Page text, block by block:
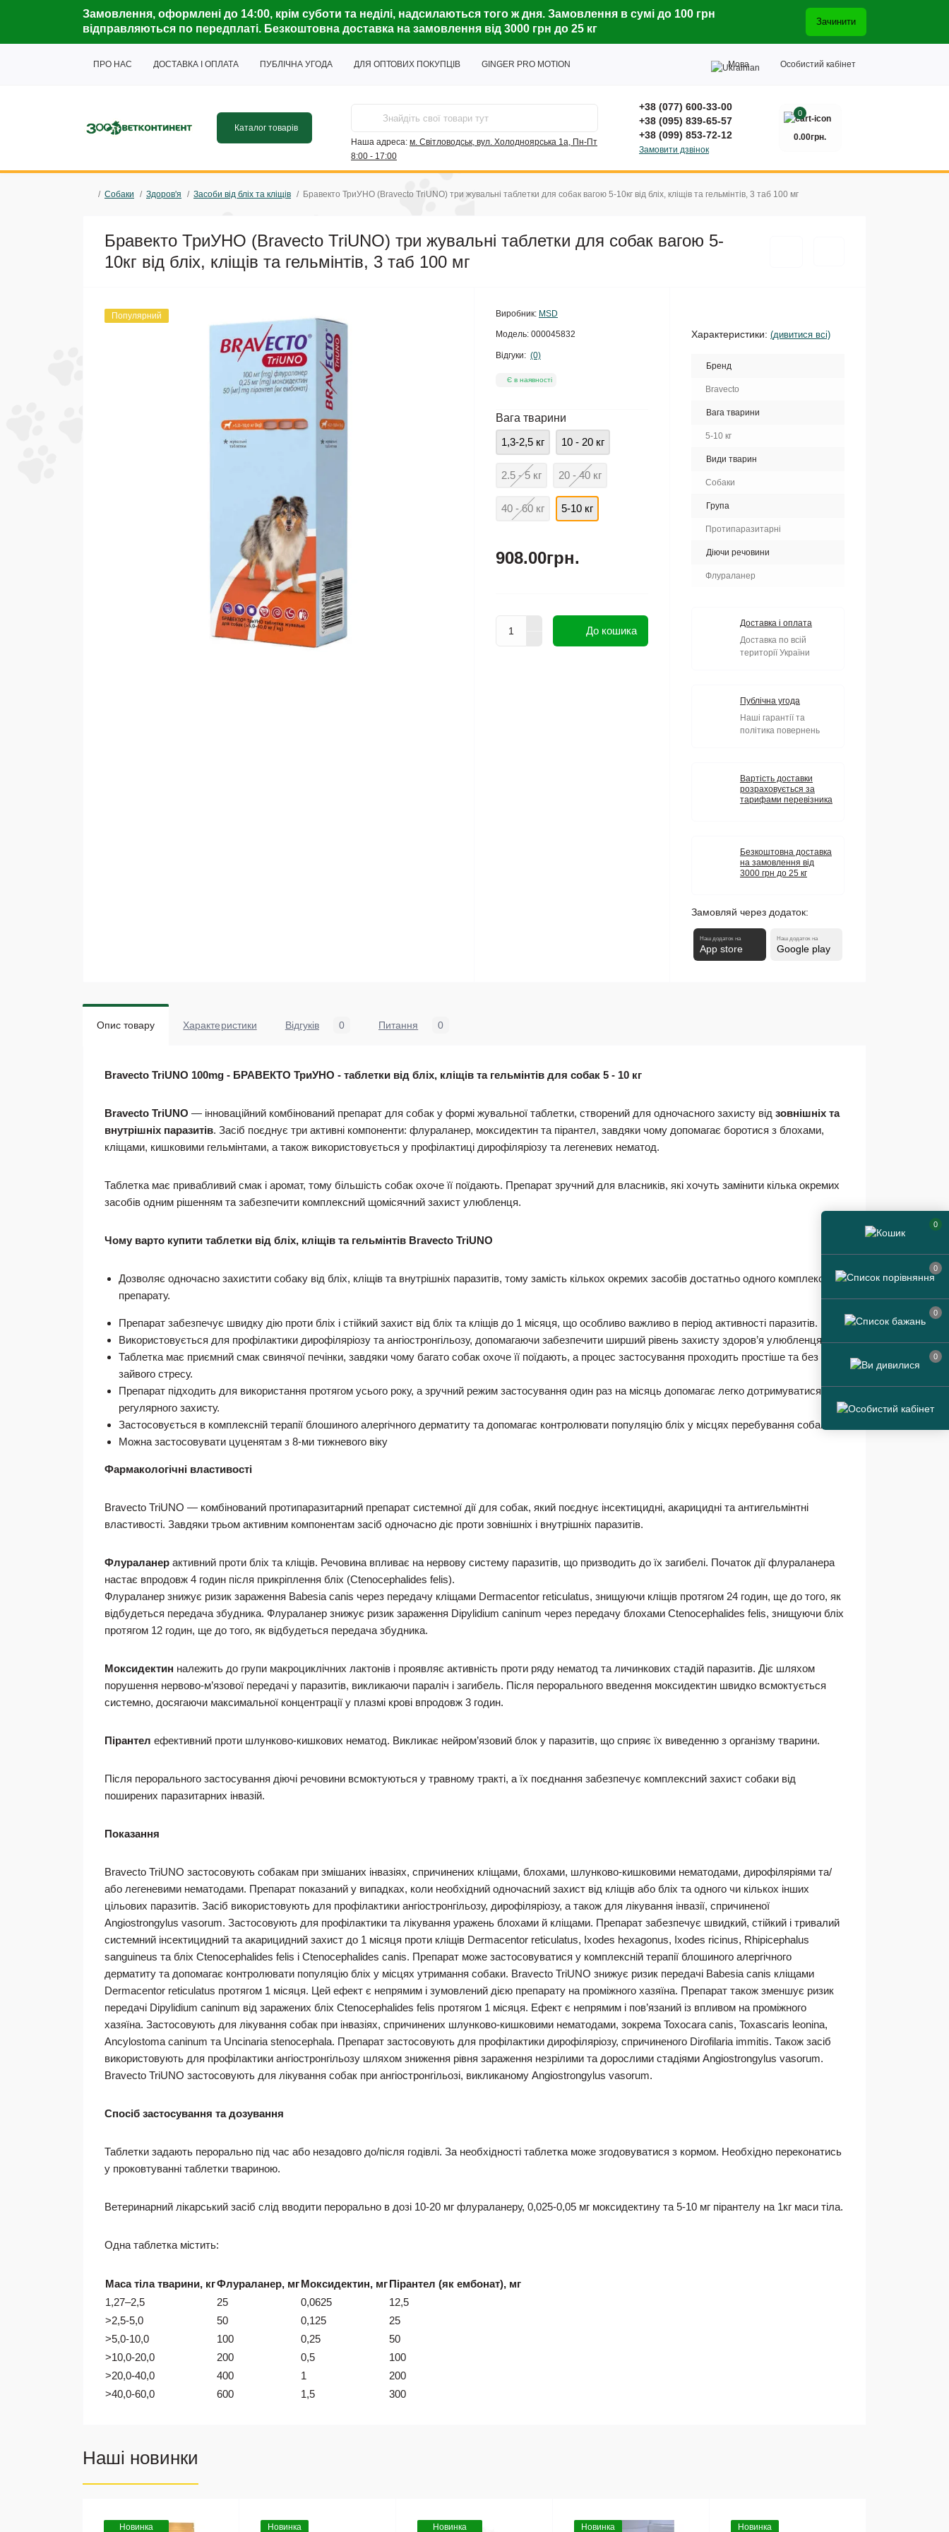
0
0
0
0
Замовлення, оформлені до 14:00, крім суботи та неділі, надсилаються того ж дня. Замовлення в сумі до 100 грн
відправляються по передплаті. Безкоштовна доставка на замовлення від 3000 грн до 25 кг
Зачинити
ПРО НАС ДОСТАВКА І ОПЛАТА ПУБЛІЧНА УГОДА ДЛЯ ОПТОВИХ ПОКУПЦІВ GINGER PRO MOTION Мова Особистий кабінет
Каталог товарів
Наша адреса: м. Світловодськ, вул. Холодноярська 1а, Пн-Пт
8:00 - 17:00
+38 (077) 600-33-00
+38 (095) 839-65-57
+38 (099) 853-72-12
Замовити дзвінок
0
0.00грн.
Собаки Здоров'я Засоби від бліх та кліщів Бравекто ТриУНО (Bravecto TriUNO) три жувальні таблетки для собак вагою 5-10кг від бліх, кліщів та гельмінтів, 3 таб 100 мг
Бравекто ТриУНО (Bravecto TriUNO) три жувальні таблетки для собак вагою 5-
10кг від бліх, кліщів та гельмінтів, 3 таб 100 мг
Популярний Виробник: MSD
Модель: 000045832
Відгуки: (0)
Є в наявності
Вага тварини
1,3-2,5 кг
10 - 20 кг
2.5 - 5 кг 20 - 40 кг
40 - 60 кг 5-10 кг
908.00грн.
До кошика
Характеристики: (дивитися всі)
Бренд
Bravecto
Вага тварини
5-10 кг
Види тварин
Собаки
Група
Протипаразитарні
Діючи речовини
Флураланер
Доставка і оплата
Доставка по всій
території України
Публічна угода
Наші гарантії та
політика повернень
Вартість доставки
розраховується за
тарифами перевізника
Безкоштовна доставка
на замовлення від
3000 грн до 25 кг
Замовляй через додаток:
Наш додаток на
App store
Наш додаток на
Google play
Опис товару Характеристики Відгуків 0 Питання 0
Bravecto TriUNO 100mg - БРАВЕКТО ТриУНО - таблетки від бліх, кліщів та гельмінтів для собак 5 - 10 кг
Bravecto TriUNO — інноваційний комбінований препарат для собак у формі жувальної таблетки, створений для одночасного захисту від зовнішніх та
внутрішніх паразитів. Засіб поєднує три активні компоненти: флураланер, моксидектин та пірантел, завдяки чому допомагає боротися з блохами,
кліщами, кишковими гельмінтами, а також використовується у профілактиці дирофіляріозу та легеневих нематод.
Таблетка має привабливий смак і аромат, тому більшість собак охоче її поїдають. Препарат зручний для власників, які хочуть замінити кілька окремих
засобів одним рішенням та забезпечити комплексний щомісячний захист улюбленця.
Чому варто купити таблетки від бліх, кліщів та гельмінтів Bravecto TriUNO
Дозволяє одночасно захистити собаку від бліх, кліщів та внутрішніх паразитів, тому замість кількох окремих засобів достатньо одного комплексного
препарату.
Препарат забезпечує швидку дію проти бліх і стійкий захист від бліх та кліщів до 1 місяця, що особливо важливо в період активності паразитів.
Використовується для профілактики дирофіляріозу та ангіостронгільозу, допомагаючи забезпечити ширший рівень захисту здоров’я улюбленця.
Таблетка має приємний смак свинячої печінки, завдяки чому багато собак охоче її поїдають, а процес застосування проходить простіше та без
зайвого стресу.
Препарат підходить для використання протягом усього року, а зручний режим застосування один раз на місяць допомагає легко дотримуватися
регулярного захисту.
Застосовується в комплексній терапії блошиного алергічного дерматиту та допомагає контролювати популяцію бліх у місцях перебування собаки.
Можна застосовувати цуценятам з 8-ми тижневого віку
Фармакологічні властивості
Bravecto TriUNO — комбінований протипаразитарний препарат системної дії для собак, який поєднує інсектицидні, акарицидні та антигельмінтні
властивості. Завдяки трьом активним компонентам засіб одночасно діє проти зовнішніх і внутрішніх паразитів.
Флураланер активний проти бліх та кліщів. Речовина впливає на нервову систему паразитів, що призводить до їх загибелі. Початок дії флураланера
настає впродовж 4 годин після прикріплення бліх (Ctenocephalides felis).
Флураланер знижує ризик зараження Babesia canis через передачу кліщами Dermacentor reticulatus, знищуючи кліщів протягом 24 годин, ще до того, як
відбудеться передача збудника. Флураланер знижує ризик зараження Dipylidium caninum через передачу блохами Ctenocephalides felis, знищуючи бліх
протягом 12 годин, ще до того, як відбудеться передача збудника.
Моксидектин належить до групи макроциклічних лактонів і проявляє активність проти ряду нематод та личинкових стадій паразитів. Діє шляхом
порушення нервово-м’язової передачі у паразитів, викликаючи параліч і загибель. Після перорального введення моксидектин швидко всмоктується
системно, досягаючи максимальної концентрації у плазмі крові впродовж 3 годин.
Пірантел ефективний проти шлунково-кишкових нематод. Викликає нейром’язовий блок у паразитів, що сприяє їх виведенню з організму тварини.
Після перорального застосування діючі речовини всмоктуються у травному тракті, а їх поєднання забезпечує комплексний захист собаки від
поширених паразитарних інвазій.
Показання
Bravecto TriUNO застосовують собакам при змішаних інвазіях, спричинених кліщами, блохами, шлунково-кишковими нематодами, дирофіляріями та/
або легеневими нематодами. Препарат показаний у випадках, коли необхідний одночасний захист від кліщів або бліх та одного чи кількох інших
цільових паразитів. Засіб використовують для профілактики ангіостронгільозу, дирофіляріозу, а також для лікування інвазії, спричиненої
Angiostrongylus vasorum. Застосовують для профілактики та лікування уражень блохами й кліщами. Препарат забезпечує швидкий, стійкий і тривалий
системний інсектицидний та акарицидний захист до 1 місяця проти кліщів Dermacentor reticulatus, Ixodes hexagonus, Ixodes ricinus, Rhipicephalus
sanguineus та бліх Ctenocephalides felis і Ctenocephalides canis. Препарат може застосовуватися у комплексній терапії блошиного алергічного
дерматиту та допомагає контролювати популяцію бліх у місцях утримання собаки. Bravecto TriUNO знижує ризик передачі Babesia canis кліщами
Dermacentor reticulatus протягом 1 місяця. Цей ефект є непрямим і зумовлений дією препарату на проміжного хазяїна. Препарат також зменшує ризик
передачі Dipylidium caninum від заражених бліх Ctenocephalides felis протягом 1 місяця. Ефект є непрямим і пов’язаний із впливом на проміжного
хазяїна. Застосовують для лікування собак при інвазіях, спричинених шлунково-кишковими нематодами, зокрема Toxocara canis, Toxascaris leonina,
Ancylostoma caninum та Uncinaria stenocephala. Препарат застосовують для профілактики дирофіляріозу, спричиненого Dirofilaria immitis. Також засіб
використовують для профілактики ангіостронгільозу шляхом зниження рівня зараження незрілими та дорослими стадіями Angiostrongylus vasorum.
Bravecto TriUNO застосовують для лікування собак при ангіостронгільозі, викликаному Angiostrongylus vasorum.
Спосіб застосування та дозування
Таблетки задають перорально під час або незадовго до/після годівлі. За необхідності таблетка може згодовуватися з кормом. Необхідно переконатись
у проковтуванні таблетки твариною.
Ветеринарний лікарський засіб слід вводити перорально в дозі 10-20 мг флураланеру, 0,025-0,05 мг моксидектину та 5-10 мг пірантелу на 1кг маси тіла.
Одна таблетка містить:
Маса тіла тварини, кгФлураланер, мгМоксидектин, мгПірантел (як ембонат), мг
1,27–2,5
25 0,0625
12,5
>2,5-5,0
50 0,125
25
>5,0-10,0
100 0,25
50
>10,0-20,0
200 0,5
100
>20,0-40,0
400 1
200
>40,0-60,0
600 1,5 300
Наші новинки
Новинка Новинка Новинка Новинка Новинка